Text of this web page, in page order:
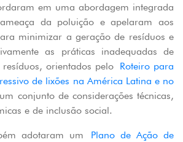
em uma abordagem integrada
da poluição e apelaram aos
minimizar a geração de resíduos e
as práticas inadequadas de
orientados pelo Roteiro para
de lixões na América Latina e no
conjunto de considerações técnicas,
e de inclusão social.
adotaram um Plano de Ação de